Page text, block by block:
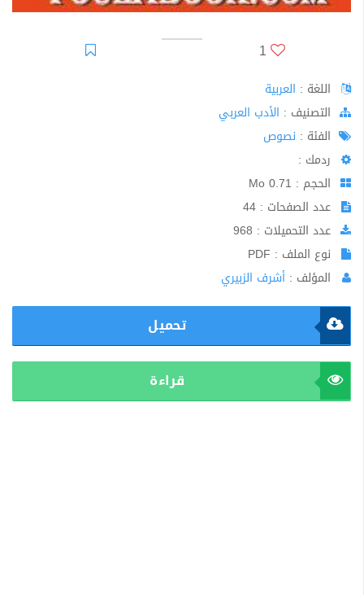
1
اللغة : العربية
اﻟﺘﺼﻨﻴﻒ : الأدب العربي
الفئة : نصوص
ردمك :
الحجم : 0.71 Mo
عدد الصفحات : 44
عدد التحميلات : 968
نوع الملف : PDF
المؤلف : أشرف الزبيري
تحميل
قراءة